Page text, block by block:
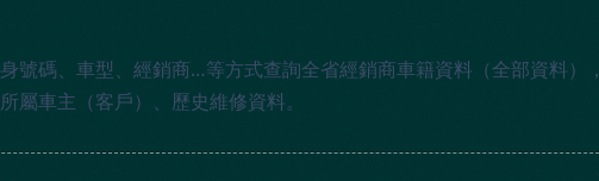
號碼、車型、經銷商…等方式查詢全省經銷商車籍資料（全部資料），
屬車主（客戶）、歷史維修資料。